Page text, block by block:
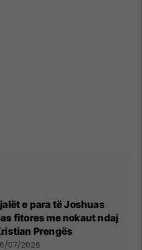
e para të Joshuas
fitores me nokaut ndaj
Prengës
07/2026